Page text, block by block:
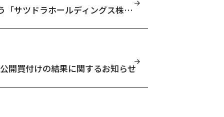
（変更）公開買付届出書の訂正届出書の提出に伴う「サツドラホールディングス株式会社 （証券コード：3544）の普通株式に対する公開買付けの開始に関するお知らせ」の変更に関するお知らせ
開買付けの結果に関するお知らせ